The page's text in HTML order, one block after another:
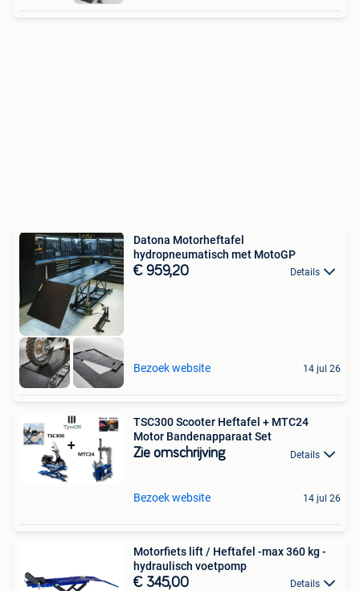
Datona Motorheftafel
hydropneumatisch met MotoGP
€ 959,20 Details
Bezoek website 14 jul 26
TSC300 Scooter Heftafel + MTC24
Motor Bandenapparaat Set
Zie omschrijving Details
Bezoek website 14 jul 26
Motorfiets lift / Heftafel -max 360 kg -
hydraulisch voetpomp
€ 345,00 Details